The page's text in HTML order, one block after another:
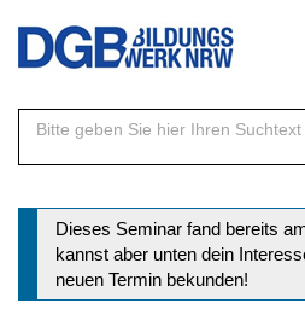
Direkt
Inhalt
Statusmeldung
Dieses Seminar fand bereits
kannst aber unten dein
neuen Termin bekunden!